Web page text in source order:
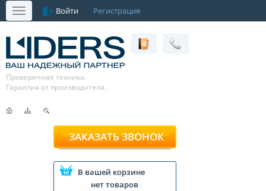
Меню Войти Регистрация
Проверенная техника.
Гарантия от производителя.
ЗАКАЗАТЬ ЗВОНОК
В вашей корзине
нет товаров